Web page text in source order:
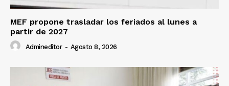
MEF propone trasladar los feriados al lunes a
partir de 2027
Admineditor - Agosto 8, 2026